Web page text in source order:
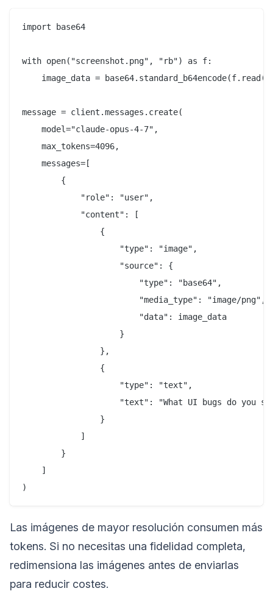
import base64
with open("screenshot.png", "rb") as f:
image_data =
message = client.messages.create(
    model="claude-opus-4-7",
    max_tokens=4096,
    messages=[
        {
            "role": "user",
            "content": [
                {
                    "type": "image",
                    "source": {
                        "type": "base64",
                        "media_type": "image/png",
                        "data": image_data
                    }
                },
                {
                    "type": "text",
"text": "What UI bugs do you
                }
            ]
        }
    ]
Las imágenes de mayor resolución consumen más
tokens. Si no necesitas una fidelidad completa,
redimensiona las imágenes antes de enviarlas
para reducir costes.